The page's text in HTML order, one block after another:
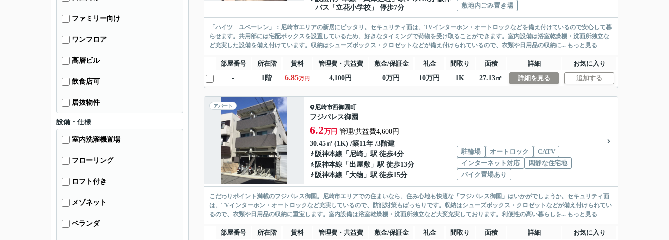
バス「立花小学校」 停歩7分
敷地内ごみ置き場
「ハイツ ユベーレン」：尼崎市エリアの新居にピッタリ。セキュリティ面は、TVインターホン・オートロックなどを備え付けているので安心して暮
らせます。共用部には宅配ボックスを設置しているため、好きなタイミングで荷物を受け取ることができます。室内設備は浴室乾燥機・洗面所独立な
ど充実した設備を備え付けています。収納はシューズボックス・クロゼットなどが備え付けられているので、衣類や日用品の収納に... もっと見る
部屋番号 所在階 賃料 管理費・共益費 敷金/保証金 礼金 間取り 面積 詳細
お気に入り
-
1階 6.85万円 4,100円 0万円 10万円 1K 27.13㎡ 詳細を見る 追加する
アパート 尼崎市西御園町
フジパレス御園
6.2万円 管理/共益費4,600円
30.45㎡ (1K) /築11年 /3階建
阪神本線 「 尼崎 」駅 徒歩4分
阪神本線 「 出屋敷 」駅 徒歩13分
阪神本線 「 大物 」駅 徒歩15分
駐輪場 オートロック
CATV
インターネット対応
閑静な住宅地
バイク置場あり
こだわりポイント満載のフジパレス御園。尼崎市エリアでの住まいなら、住み心地も快適な「フジパレス御園」はいかがでしょうか。セキュリティ面
は、TVインターホン・オートロックなど充実しているので、防犯対策もばっちりです。収納はシューズボックス・クロゼットなどが備え付けられてい
るので、衣類や日用品の収納に重宝します。室内設備は浴室乾燥機・洗面所独立など大変充実しております。利便性の高い暮らしを... もっと見る
部屋番号 所在階 賃料 管理費・共益費 敷金/保証金 礼金 間取り 面積 詳細
お気に入り
ファミリー向け
ワンフロア
高層ビル
飲食店可
居抜物件
設備・仕様
室内洗濯機置場
フローリング
ロフト付き
メゾネット
ベランダ